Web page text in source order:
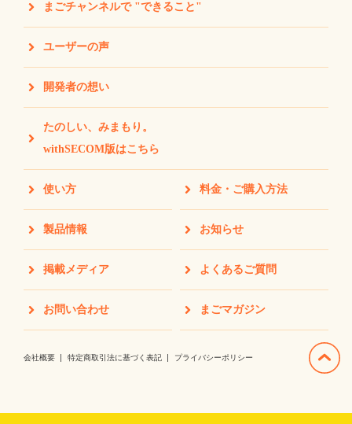
まごチャンネルで "できること"
ユーザーの声
開発者の想い
たのしい、みまもり。
withSECOM版はこちら
使い方 料金・ご購入方法
製品情報 お知らせ
掲載メディア よくあるご質問
お問い合わせ まごマガジン
会社概要 特定商取引法に基づく表記 プライバシーポリシー